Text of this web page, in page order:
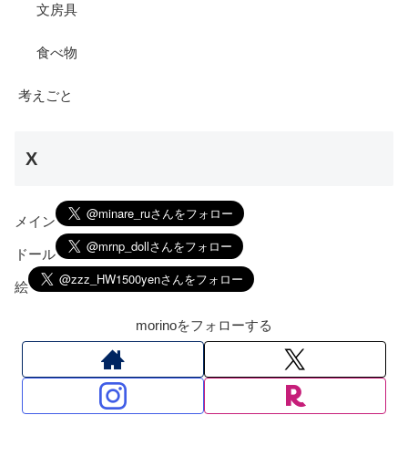
文房具
食べ物
考えごと
X
メイン
ドール
絵
morinoをフォローする